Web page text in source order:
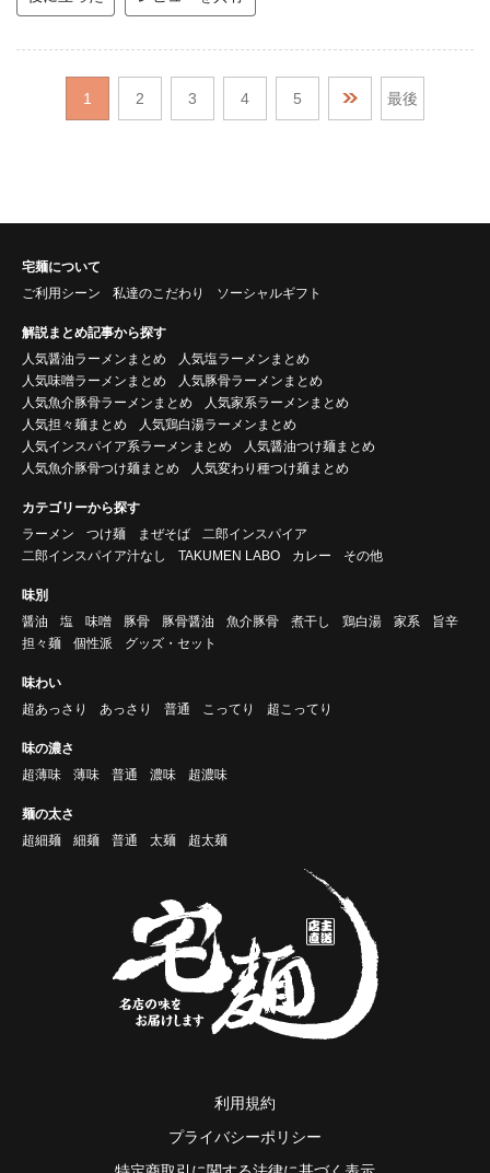
1 2 3 4 5 最後
宅麺について
ご利用シーン
私達のこだわり ソーシャルギフト
解説まとめ記事から探す
人気醤油ラーメンまとめ
人気塩ラーメンまとめ
人気味噌ラーメンまとめ
人気豚骨ラーメンまとめ
人気魚介豚骨ラーメンまとめ
人気家系ラーメンまとめ
人気担々麺まとめ
人気鶏白湯ラーメンまとめ
人気インスパイア系ラーメンまとめ
人気醤油つけ麺まとめ
人気魚介豚骨つけ麺まとめ
人気変わり種つけ麺まとめ
カテゴリーから探す
ラーメン
つけ麺 まぜそば
二郎インスパイア
二郎インスパイア汁なし
TAKUMEN LABO カレー その他
味別
醤油
塩 味噌 豚骨 豚骨醤油 魚介豚骨 煮干し 鶏白湯 家系
旨辛
担々麺
個性派 グッズ・セット
味わい
超あっさり
あっさり 普通 こってり 超こってり
味の濃さ
超薄味
薄味 普通 濃味 超濃味
麺の太さ
超細麺
細麺 普通 太麺 超太麺
利用規約
プライバシーポリシー